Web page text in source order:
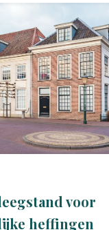
voor
heffingen